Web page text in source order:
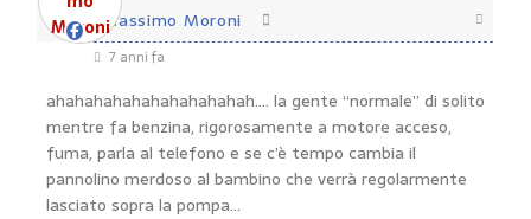
Massimo Moroni
7 anni fa
ahahahahahahahahahahah…. la gente “normale” di solito
mentre fa benzina, rigorosamente a motore acceso,
fuma, parla al telefono e se c’è tempo cambia il
pannolino merdoso al bambino che verrà regolarmente
lasciato sopra la pompa…